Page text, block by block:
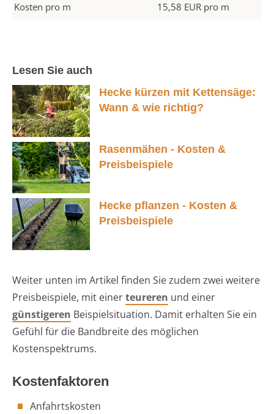
Kosten pro m 15,58 EUR pro m
Lesen Sie auch
Hecke kürzen mit Kettensäge:
Wann & wie richtig?
Rasenmähen - Kosten &
Preisbeispiele
Hecke pflanzen - Kosten &
Preisbeispiele
Weiter unten im Artikel finden Sie zudem zwei weitere
Preisbeispiele, mit einerteureren und einer
günstigeren Beispielsituation. Damit erhalten Sie ein
Gefühl für die Bandbreite des möglichen
Kostenspektrums.
Kostenfaktoren
Anfahrtskosten